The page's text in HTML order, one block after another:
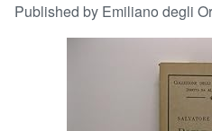
Published by Emiliano degli